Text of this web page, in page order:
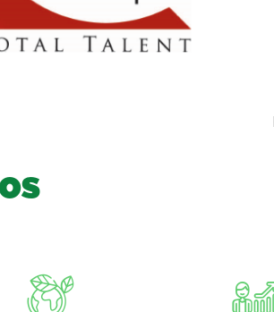
s